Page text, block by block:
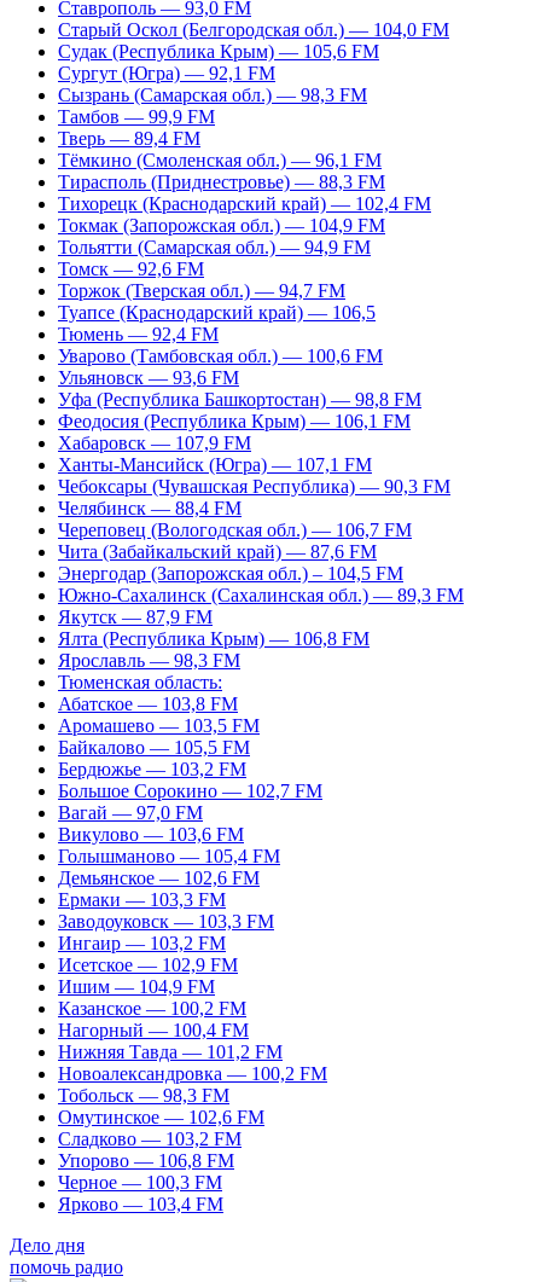
Ставрополь — 93,0 FM
Старый Оскол (Белгородская обл.) — 104,0 FM
Судак (Республика Крым) — 105,6 FM
Сургут (Югра) — 92,1 FM
Сызрань (Самарская обл.) — 98,3 FM
Тамбов — 99,9 FM
Тверь — 89,4 FM
Тёмкино (Смоленская обл.) — 96,1 FM
Тирасполь (Приднестровье) — 88,3 FM
Тихорецк (Краснодарский край) — 102,4 FM
Токмак (Запорожская обл.) — 104,9 FM
Тольятти (Самарская обл.) — 94,9 FM
Томск — 92,6 FM
Торжок (Тверская обл.) — 94,7 FM
Туапсе (Краснодарский край) — 106,5
Тюмень — 92,4 FM
Уварово (Тамбовская обл.) — 100,6 FM
Ульяновск — 93,6 FM
Уфа (Республика Башкортостан) — 98,8 FM
Феодосия (Республика Крым) — 106,1 FM
Хабаровск — 107,9 FM
Ханты-Мансийск (Югра) — 107,1 FM
Чебоксары (Чувашская Республика) — 90,3 FM
Челябинск — 88,4 FM
Череповец (Вологодская обл.) — 106,7 FM
Чита (Забайкальский край) — 87,6 FM
Энергодар (Запорожская обл.) – 104,5 FM
Южно-Сахалинск (Сахалинская обл.) — 89,3 FM
Якутск — 87,9 FM
Ялта (Республика Крым) — 106,8 FM
Ярославль — 98,3 FM
Тюменская область:
Абатское — 103,8 FM
Аромашево — 103,5 FM
Байкалово — 105,5 FM
Бердюжье — 103,2 FM
Большое Сорокино — 102,7 FM
Вагай — 97,0 FM
Викулово — 103,6 FM
Голышманово — 105,4 FM
Демьянское — 102,6 FM
Ермаки — 103,3 FM
Заводоуковск — 103,3 FM
Ингаир — 103,2 FM
Исетское — 102,9 FM
Ишим — 104,9 FM
Казанское — 100,2 FM
Нагорный — 100,4 FM
Нижняя Тавда — 101,2 FM
Новоалександровка — 100,2 FM
Тобольск — 98,3 FM
Омутинское — 102,6 FM
Сладково — 103,2 FM
Упорово — 106,8 FM
Черное — 100,3 FM
Ярково — 103,4 FM
Дело дня
помочь радио